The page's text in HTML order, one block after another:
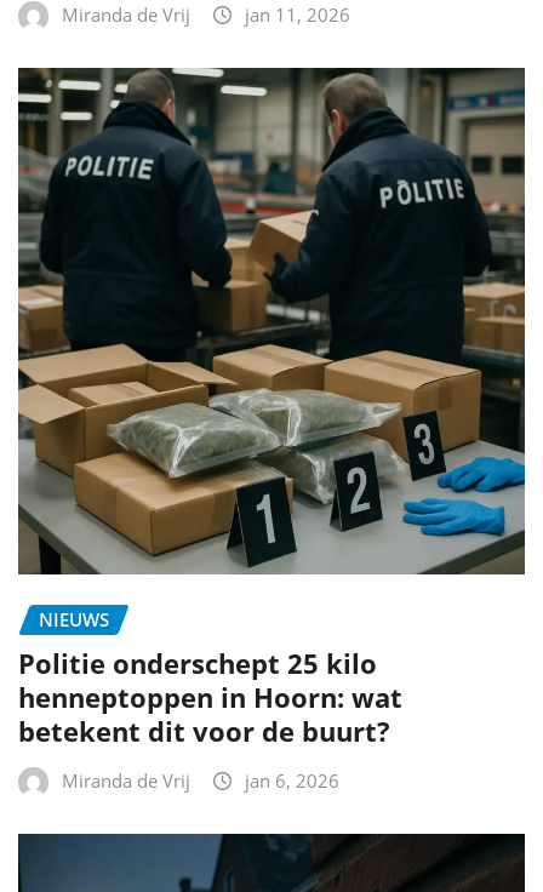
Miranda de Vrij jan 11, 2026
NIEUWS
Politie onderschept 25 kilo
henneptoppen in Hoorn: wat
betekent dit voor de buurt?
Miranda de Vrij jan 6, 2026